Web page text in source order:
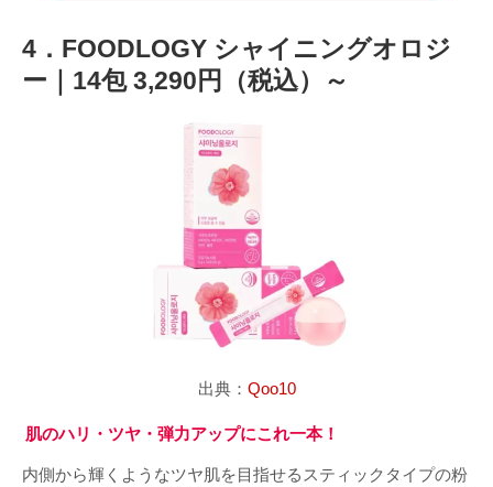
4．FOODLOGY シャイニングオロジ
ー｜14包 3,290円（税込）～
出典： Qoo10
肌のハリ・ツヤ・弾力アップにこれ一本！
内側から輝くようなツヤ肌を目指せるスティックタイプの粉